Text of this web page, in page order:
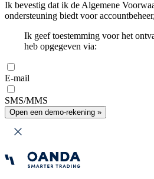
Ik bevestig dat ik de Algemene
ondersteuning biedt voor
Ik geef toestemming voor het
heb opgegeven via:
E-mail
SMS/MMS
Open een demo-rekening »